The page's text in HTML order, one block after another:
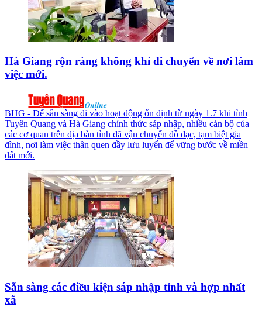
Hà Giang rộn ràng không khí di chuyển về nơi làm
việc mới.
BHG - Để sẵn sàng đi vào hoạt động ổn định từ ngày 1.7 khi tỉnh
Tuyên Quang và Hà Giang chính thức sáp nhập, nhiều cán bộ của
các cơ quan trên địa bàn tỉnh đã vận chuyển đồ đạc, tạm biệt gia
đình, nơi làm việc thân quen đầy lưu luyến để vững bước về miền
đất mới.
Sẵn sàng các điều kiện sáp nhập tỉnh và hợp nhất
xã